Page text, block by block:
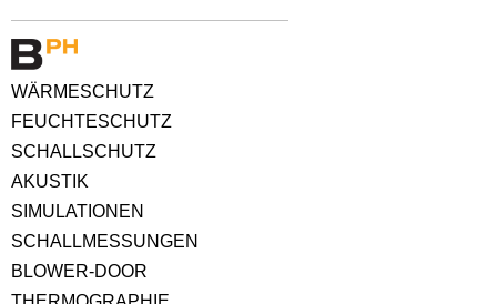
WÄRMESCHUTZ
FEUCHTESCHUTZ
SCHALLSCHUTZ
AKUSTIK
SIMULATIONEN
SCHALLMESSUNGEN
BLOWER-DOOR